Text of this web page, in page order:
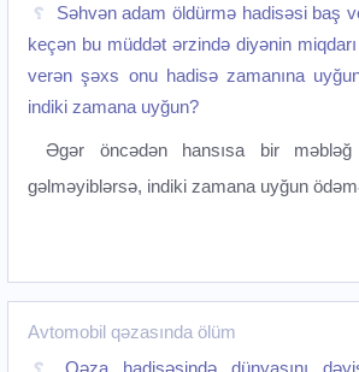
Səhvən adam öldürmə hadisəsi baş
keçən bu müddət ərzində diyənin
verən şəxs onu hadisə zamanına
indiki zamana uyğun?
Əgər öncədən hansısa bir məbləğ
gəlməyiblərsə, indiki zamana uyğun
Avtomobil qəzasında ölüm
Qəza hadisəsində dünyasını